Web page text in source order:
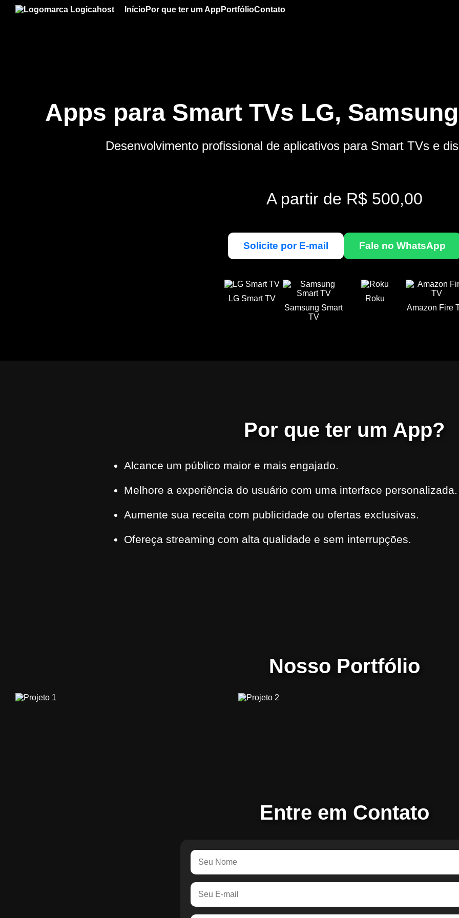
InícioPor que ter um AppPortfólioContato
Apps para Smart TVs LG,
Desenvolvimento profissional de aplicativos para Smart TVs e
A partir de R$ 500,00
Solicite por E-mail Fale no WhatsApp
LG Smart TV
Samsung Smart
TV
Roku
Amazon Fire
Por que ter um App?
Alcance um público maior e mais engajado.
Melhore a experiência do usuário com uma interface personalizada.
Aumente sua receita com publicidade ou ofertas exclusivas.
Ofereça streaming com alta qualidade e sem interrupções.
Nosso Portfólio
Entre em Contato